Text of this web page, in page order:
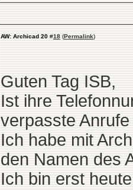
AW: Archicad 20 #18 (Permalink)
Guten Tag ISB,
Ist ihre
verpasste
Ich habe mit
den Namen des
Ich bin erst